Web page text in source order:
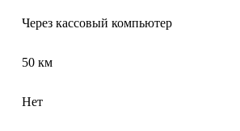
Через кассовый компьютер
50 км
Нет